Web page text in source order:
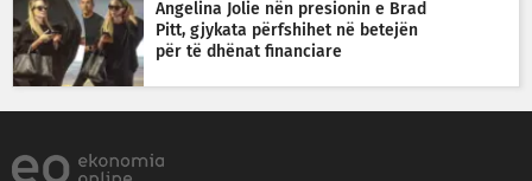
Angelina Jolie nën presionin e Brad
Pitt, gjykata përfshihet në betejën
për të dhënat financiare